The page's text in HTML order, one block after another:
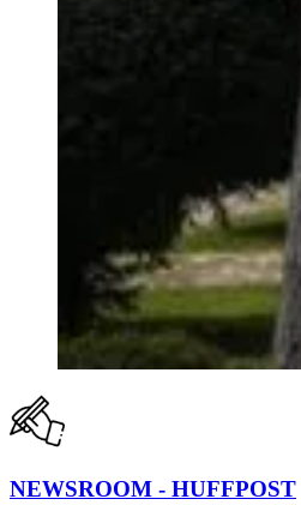
NEWSROOM - HUFFPOST